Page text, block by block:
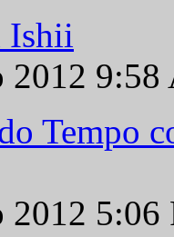
Ishii
2012
Tempo
2012